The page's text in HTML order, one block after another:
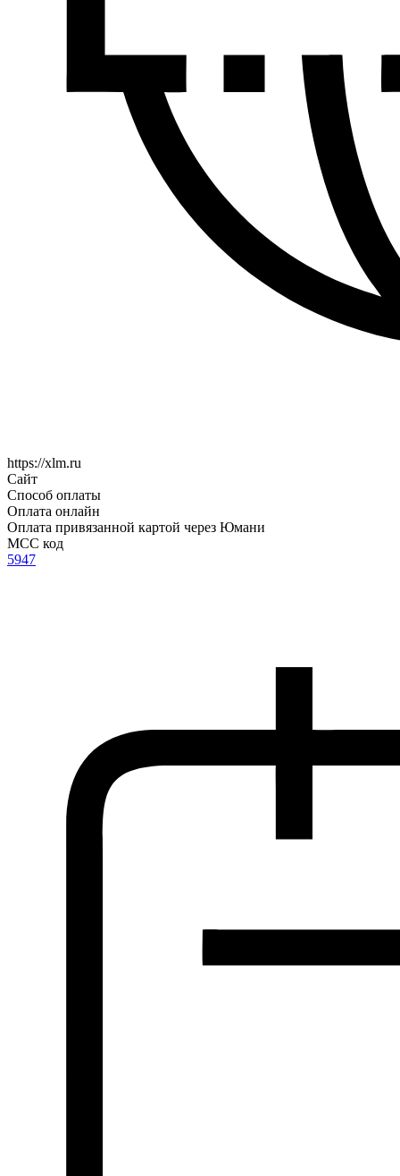
https://xlm.ru
Сайт
Способ оплаты
Оплата онлайн
Оплата привязанной картой через Юмани
MCC код
5947